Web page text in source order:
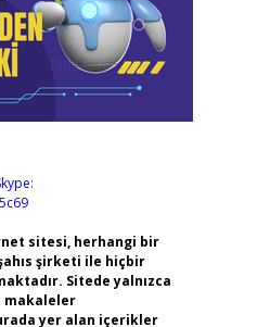
sitesi, herhangi bir
şirketi ile hiçbir
Sitede yalnızca
makaleler
yer alan içerikler